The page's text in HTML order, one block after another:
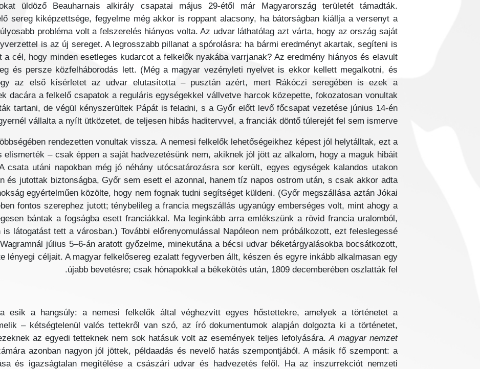
üldöző Beauharnais alkirály csapatai május 29-étől már Magyarország területét támadták.
sereg kiképzettsége, fegyelme még akkor is roppant alacsony, ha bátorságban kiállja a versenyt a
probléma volt a felszerelés hiányos volta. Az udvar láthatólag azt várta, hogy az ország saját
is az új sereget. A legrosszabb pillanat a spórolásra: ha bármi eredményt akartak, segíteni is
cél, hogy minden esetleges kudarcot a felkelők nyakába varrjanak? Az eredmény hiányos és elavult
és persze közfelháborodás lett. (Még a magyar vezényleti nyelvet is ekkor kellett megalkotni, és
az első kísérletet az udvar elutasította – pusztán azért, mert Rákóczi seregében is ezek a
dacára a felkelő csapatok a reguláris egységekkel vállvetve harcok közepette, fokozatosan vonultak
tartani, de végül kényszerültek Pápát is feladni, s a Győr előtt levő főcsapat vezetése június 14-én
vállalta a nyílt ütközetet, de teljesen hibás haditervvel, a franciák döntő túlerejét fel sem ismerve.
rendezetten vonultak vissza. A nemesi felkelők lehetőségeikhez képest jól helytálltak, ezt a
– csak éppen a saját hadvezetésünk nem, akiknek jól jött az alkalom, hogy a maguk hibáit
csata utáni napokban még jó néhány utócsatározásra sor került, egyes egységek kalandos utakon
és jutottak biztonságba, Győr sem esett el azonnal, hanem tíz napos ostrom után, s csak akkor adta
egyértelműen közölte, hogy nem fognak tudni segítséget küldeni. (Győr megszállása aztán Jókai
fontos szerephez jutott; ténybelileg a francia megszállás ugyanúgy emberséges volt, mint ahogy a
bántak a fogságba esett franciákkal. Ma leginkább arra emlékszünk a rövid francia uralomból,
is látogatást tett a városban.) További előrenyomulással Napóleon nem próbálkozott, ezt feleslegessé
július 5–6-án aratott győzelme, minekutána a bécsi udvar béketárgyalásokba bocsátkozott,
lényegi céljait. A magyar felkelősereg ezalatt fegyverben állt, készen és egyre inkább alkalmasan egy
újabb bevetésre; csak hónapokkal a békekötés után, 1809 decemberében oszlatták fel.
esik a hangsúly: a nemesi felkelők által véghezvitt egyes hőstettekre, amelyek a történetet a
– kétségtelenül valós tettekről van szó, az író dokumentumok alapján dolgozta ki a történetet,
az egyedi tetteknek nem sok hatásuk volt az események teljes lefolyására.A magyar nemzet
azonban nagyon jól jöttek, példaadás és nevelő hatás szempontjából. A másik fő szempont: a
és igazságtalan megítélése a császári udvar és hadvezetés felől. Ha az inszurrekciót nemzeti